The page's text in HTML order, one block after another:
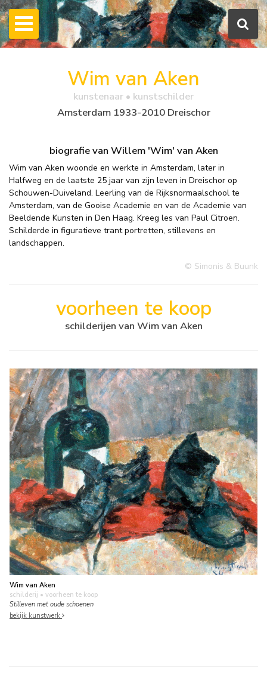
Wim van Aken
kunstenaar • kunstschilder
Amsterdam 1933-2010 Dreischor
biografie van Willem 'Wim' van Aken
Wim van Aken woonde en werkte in Amsterdam, later in
Halfweg en de laatste 25 jaar van zijn leven in Dreischor op
Schouwen-Duiveland. Leerling van de Rijksnormaalschool te
Amsterdam, van de Gooise Academie en van de Academie van
Beeldende Kunsten in Den Haag. Kreeg les van Paul Citroen.
Schilderde in figuratieve trant portretten, stillevens en
landschappen.
© Simonis & Buunk
voorheen te koop
schilderijen van Wim van Aken
Wim van Aken
schilderij • voorheen te koop
Stilleven met oude schoenen
bekijk kunstwerk